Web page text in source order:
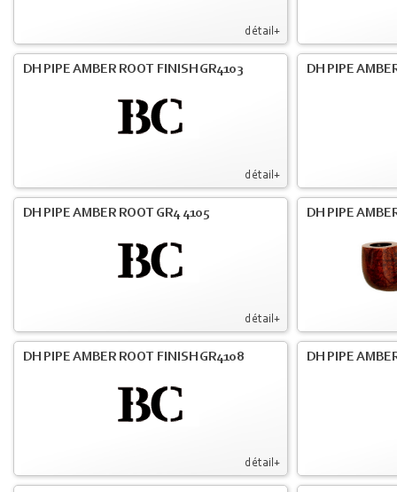
détail+
détail+
DH PIPE AMBER ROOT FINISH GR4103 DH PIPE
détail+
DH PIPE AMBER ROOT GR4 4105 DH PIPE
détail+
DH PIPE AMBER ROOT FINISH GR4108 DH PIPE